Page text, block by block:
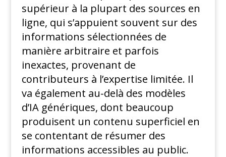
supérieur à la plupart des sources en
ligne, qui s’appuient souvent sur des
informations sélectionnées de
manière arbitraire et parfois
inexactes, provenant de
contributeurs à l’expertise limitée. Il
va également au-delà des modèles
d’IA génériques, dont beaucoup
produisent un contenu superficiel en
se contentant de résumer des
informations accessibles au public.